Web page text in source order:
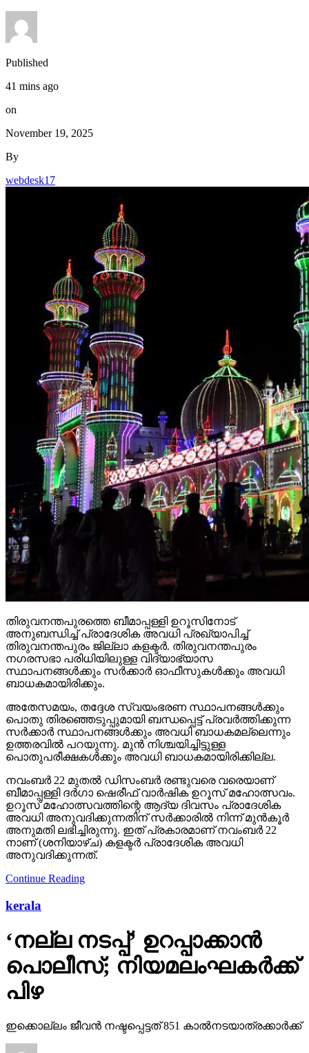
Published
41 mins ago
on
November 19, 2025
By
webdesk17
തിരുവനന്തപുരത്തെ ബീമാപ്പള്ളി ഉറൂസിനോട്
അനുബന്ധിച്ച് പ്രാദേശിക അവധി പ്രഖ്യാപിച്ച്
തിരുവനന്തപുരം ജില്ലാ കളക്ടര്‍. തിരുവനന്തപുരം
നഗരസഭാ പരിധിയിലുള്ള വിദ്യാഭ്യാസ
സ്ഥാപനങ്ങള്‍ക്കും സര്‍ക്കാര്‍ ഓഫീസുകള്‍ക്കും അവധി
ബാധകമായിരിക്കും.
അതേസമയം, തദ്ദേശ സ്വയംഭരണ സ്ഥാപനങ്ങള്‍ക്കും
പൊതു തിരഞ്ഞെടുപ്പുമായി ബന്ധപ്പെട്ട് പ്രവര്‍ത്തിക്കുന്ന
സര്‍ക്കാര്‍ സ്ഥാപനങ്ങള്‍ക്കും അവധി ബാധകമല്ലെന്നും
ഉത്തരവില്‍ പറയുന്നു. മുന്‍ നിശ്ചയിച്ചിട്ടുള്ള
പൊതുപരീക്ഷകള്‍ക്കും അവധി ബാധകമായിരിക്കില്ല.
നവംബര്‍ 22 മുതല്‍ ഡിസംബര്‍ രണ്ടുവരെ വരെയാണ്
ബീമാപ്പള്ളി ദര്‍ഗാ ഷെരീഫ് വാര്‍ഷിക ഉറൂസ് മഹോത്സവം.
ഉറൂസ് മഹോത്സവത്തിന്റെ ആദ്യ ദിവസം പ്രാദേശിക
അവധി അനുവദിക്കുന്നതിന് സര്‍ക്കാരില്‍ നിന്ന് മുന്‍കൂര്‍
അനുമതി ലഭിച്ചിരുന്നു. ഇത് പ്രകാരമാണ് നവംബര്‍ 22
നാണ് (ശനിയാഴ്ച) കളക്ടര്‍ പ്രാദേശിക അവധി
അനുവദിക്കുന്നത്.
Continue Reading
kerala
‘നല്ല നടപ്പ്’ ഉറപ്പാക്കാന്‍
പൊലീസ്; നിയമലംഘകര്‍ക്ക്
പിഴ
ഇക്കൊല്ലം ജീവന്‍ നഷ്ടപ്പെട്ടത് 851 കാല്‍നടയാത്രക്കാര്‍ക്ക്